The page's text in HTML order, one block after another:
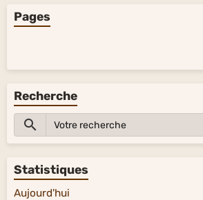
Pages
Recherche
Statistiques
Aujourd'hui